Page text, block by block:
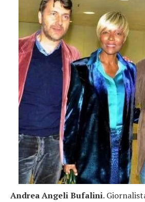
Andrea Angeli Bufalini.